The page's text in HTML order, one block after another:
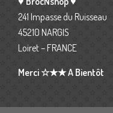
241 Impasse du Ruisseau
45210 NARGIS
Loiret – FRANCE
Merci ☆★★ A Bientôt